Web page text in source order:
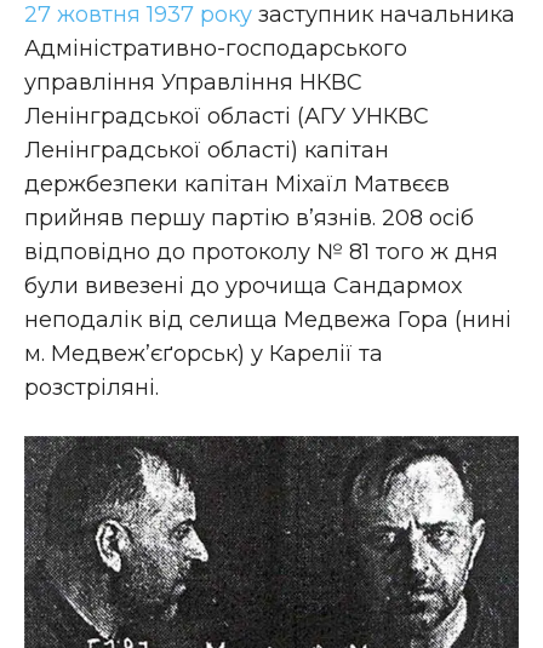
27 жовтня 1937 року заступник начальника
Адміністративно-господарського
управління Управління НКВС
Ленінградської області (АГУ УНКВС
Ленінградської області) капітан
держбезпеки капітан Міхаїл Матвєєв
прийняв першу партію в’язнів. 208 осіб
відповідно до протоколу № 81 того ж дня
були вивезені до урочища Сандармох
неподалік від селища Медвежа Гора (нині
м. Медвеж’єґорськ) у Карелії та
розстріляні.